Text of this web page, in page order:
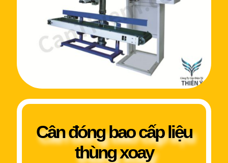
Cân đóng bao cấp liệu
thùng xoay